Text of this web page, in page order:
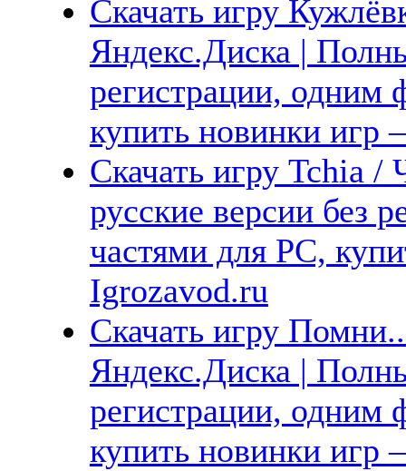
Скачать игру
Яндекс.Диска |
регистрации, одним
купить новинки
Скачать игру Tchia
русские версии без
частями для PC,
Igrozavod.ru
Скачать игру
Яндекс.Диска |
регистрации, одним
купить новинки